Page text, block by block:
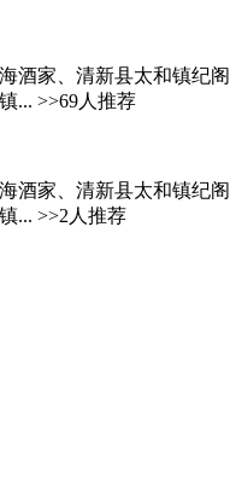
家、清新县太和镇纪
... >>69人推荐
家、清新县太和镇纪
... >>2人推荐